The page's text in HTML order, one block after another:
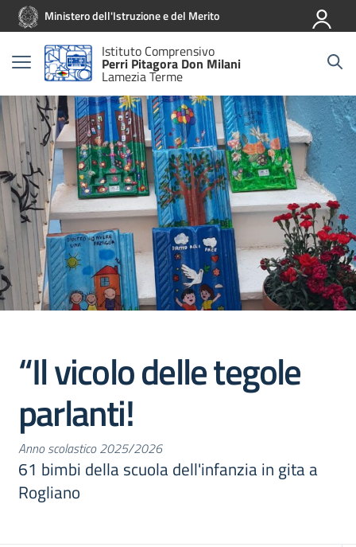
Vai ai contenuti
Vai al menu di navigazione
Vai al footerMinistero dell'Istruzione e del Merito
Istituto Comprensivo
Perri Pitagora Don Milani
Lamezia Terme
“Il vicolo delle tegole
parlanti!
Anno scolastico 2025/2026
61 bimbi della scuola dell'infanzia in gita a
Rogliano